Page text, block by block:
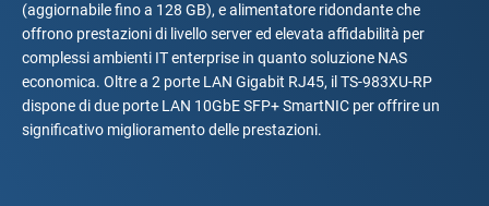
(aggiornabile fino a 128 GB), e alimentatore ridondante che
offrono prestazioni di livello server ed elevata affidabilità per
complessi ambienti IT enterprise in quanto soluzione NAS
economica. Oltre a 2 porte LAN Gigabit RJ45, il TS-983XU-RP
dispone di due porte LAN 10GbE SFP+ SmartNIC per offrire un
significativo miglioramento delle prestazioni.